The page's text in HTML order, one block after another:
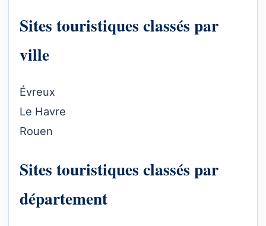
Sites touristiques classés par
ville
Évreux
Le Havre
Rouen
Sites touristiques classés par
département